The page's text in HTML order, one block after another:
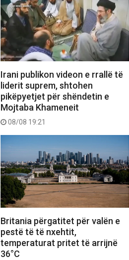
Irani publikon videon e rrallë të
liderit suprem, shtohen
pikëpyetjet për shëndetin e
Mojtaba Khameneit
08/08 19:21
Britania përgatitet për valën e
pestë të të nxehtit,
temperaturat pritet të arrijnë
36°C